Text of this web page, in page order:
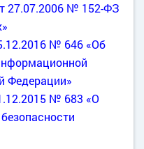
27.07.2006 № 152-ФЗ
№ 646 «Об
Федерации»
№ 683 «О